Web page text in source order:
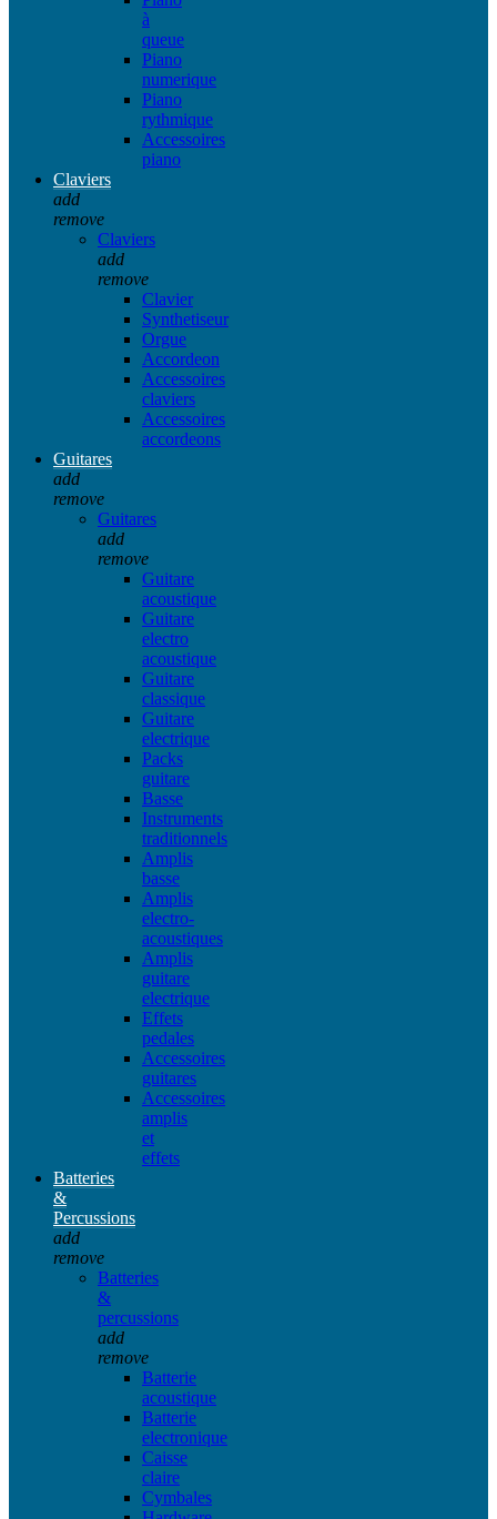
à
queue
Piano
numerique
Piano
rythmique
Accessoires
piano
Claviers
add
remove
Claviers
add
remove
Clavier
Synthetiseur
Orgue
Accordeon
Accessoires
claviers
Accessoires
accordeons
Guitares
add
remove
Guitares
add
remove
Guitare
acoustique
Guitare
electro
acoustique
Guitare
classique
Guitare
electrique
Packs
guitare
Basse
Instruments
traditionnels
Amplis
basse
Amplis
electro-
acoustiques
Amplis
guitare
electrique
Effets
pedales
Accessoires
guitares
Accessoires
amplis
et
effets
Batteries
&
Percussions
add
remove
Batteries
&
percussions
add
remove
Batterie
acoustique
Batterie
electronique
Caisse
claire
Cymbales